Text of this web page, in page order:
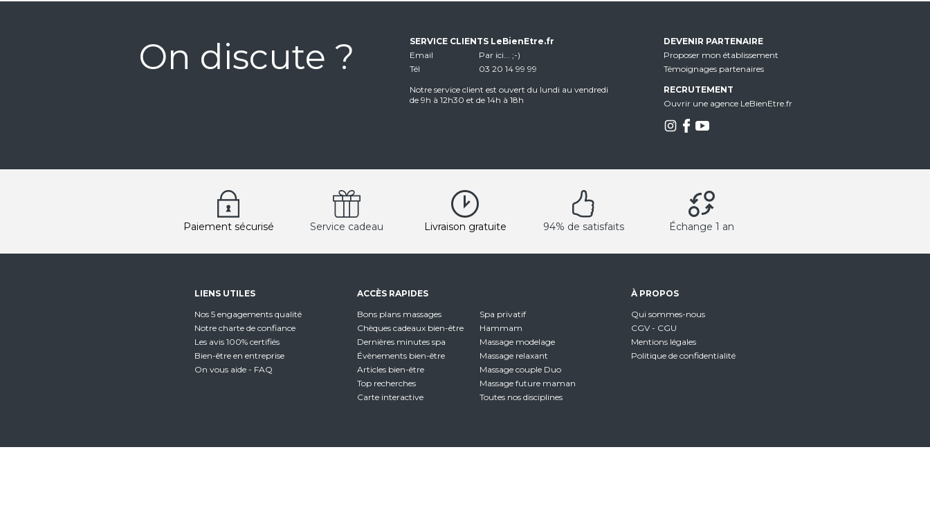
On discute ?
SERVICE CLIENTS LeBienEtre.fr
Email
Par ici... ;-)
Tél
03 20 14 99 99
Notre service client est ouvert du lundi au vendredi
de 9h à 12h30 et de 14h à 18h
DEVENIR PARTENAIRE
Proposer mon établissement
Témoignages partenaires
RECRUTEMENT
Ouvrir une agence LeBienEtre.fr
Paiement sécurisé Service cadeau Livraison gratuite 94% de satisfaits Échange 1 an
LIENS UTILES
Nos 5 engagements qualité
Notre charte de confiance
Les avis 100% certifiés
Bien-être en entreprise
On vous aide - FAQ
ACCÈS RAPIDES
Bons plans massages
Chèques cadeaux bien-être
Dernières minutes spa
Évènements bien-être
Articles bien-être
Top recherches
Carte interactive
Spa privatif
Hammam
Massage modelage
Massage relaxant
Massage couple Duo
Massage future maman
Toutes nos disciplines
À PROPOS
Qui sommes-nous
CGV - CGU
Mentions légales
Politique de confidentialité